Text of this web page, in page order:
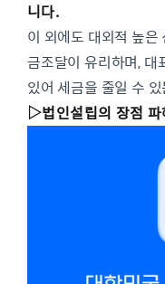
니다.
이 외에도 대외적 높
금조달이 유리하며, 대
있어 세금을 줄일 수
▷법인설립의 장점